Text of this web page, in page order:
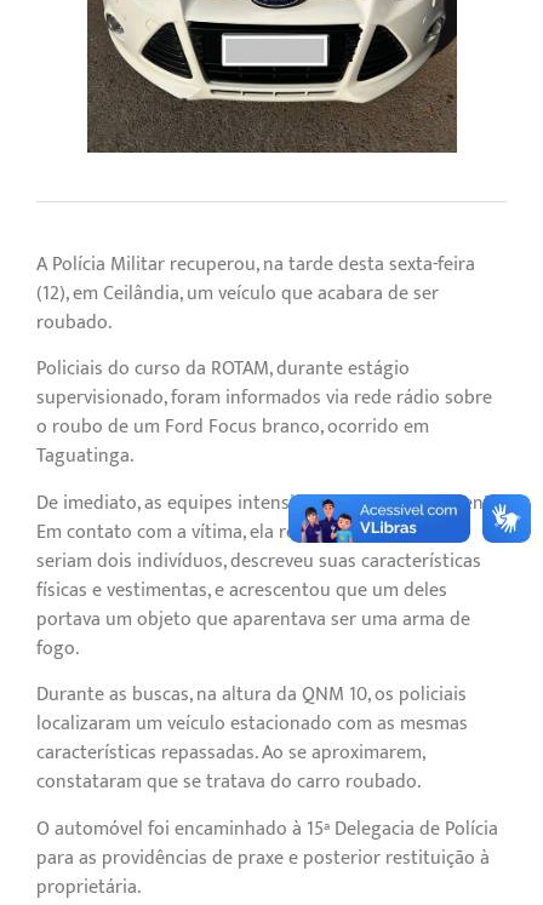
A Polícia Militar recuperou, na tarde desta sexta-feira
(12), em Ceilândia, um veículo que acabara de ser
roubado.
Policiais do curso da ROTAM, durante estágio
supervisionado, foram informados via rede rádio sobre
o roubo de um Ford Focus branco, ocorrido em
Taguatinga.
De imediato, as equipes intensificaram o patrulhamento.
Em contato com a vítima, ela relatou que os autores
seriam dois indivíduos, descreveu suas características
físicas e vestimentas, e acrescentou que um deles
portava um objeto que aparentava ser uma arma de
fogo.
Durante as buscas, na altura da QNM 10, os policiais
localizaram um veículo estacionado com as mesmas
características repassadas. Ao se aproximarem,
constataram que se tratava do carro roubado.
O automóvel foi encaminhado à 15ª Delegacia de Polícia
para as providências de praxe e posterior restituição à
proprietária.